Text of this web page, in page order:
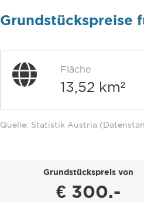
Grundstückspreise
Fläche
13,52 km²
Quelle: Statistik Austria
Grundstückspreis von
€ 300.-